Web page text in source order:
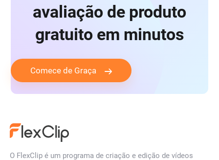
avaliação de produto
gratuito em minutos
Comece de Graça
O FlexClip é um programa de criação e edição de vídeos